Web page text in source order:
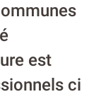
est
ci